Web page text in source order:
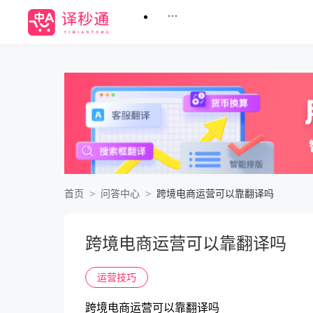
首页 > 问答中心 > 跨境电商运营可以靠翻译吗
跨境电商运营可以靠翻译吗
运营技巧
跨境电商运营可以靠翻译吗